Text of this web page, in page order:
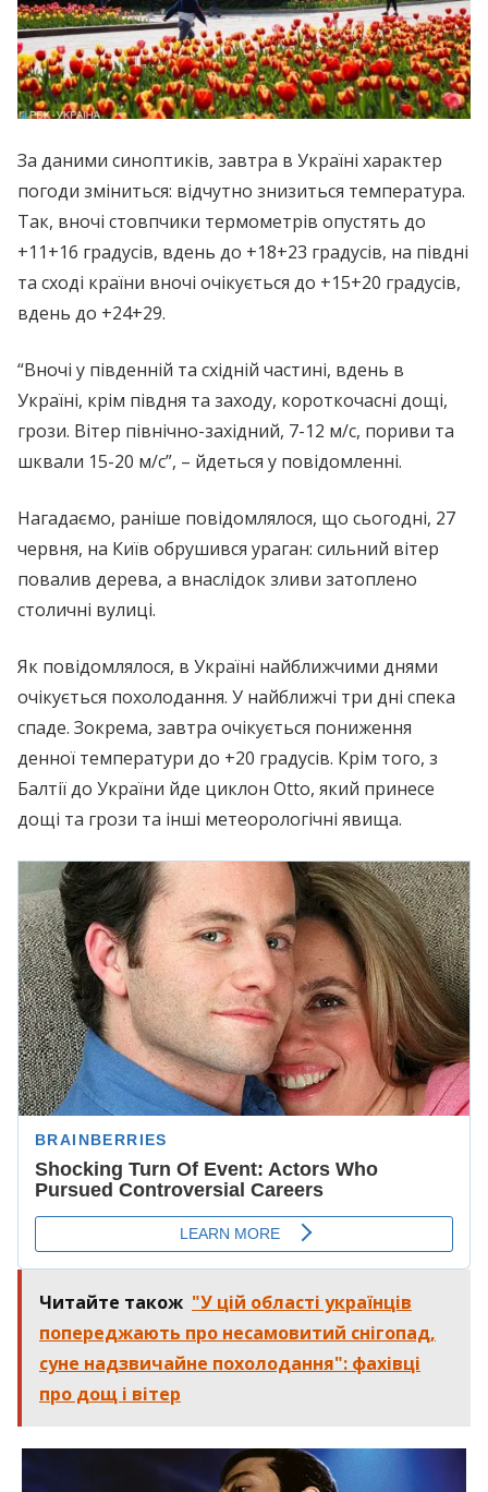
За даними синоптиків, завтра в Україні характер
погоди зміниться: відчутно знизиться температура.
Так, вночі стовпчики термометрів опустять до
+11+16 градусів, вдень до +18+23 градусів, на півдні
та сході країни вночі очікується до +15+20 градусів,
вдень до +24+29.
“Вночі у південній та східній частині, вдень в
Україні, крім півдня та заходу, короткочасні дощі,
грози. Вітер північно-західний, 7-12 м/с, пориви та
шквали 15-20 м/с”, – йдеться у повідомленні.
Нагадаємо, раніше повідомлялося, що сьогодні, 27
червня, на Київ обрушився ураган: сильний вітер
повалив дерева, а внаслідок зливи затоплено
столичні вулиці.
Як повідомлялося, в Україні найближчими днями
очікується похолодання. У найближчі три дні спека
спаде. Зокрема, завтра очікується пониження
денної температури до +20 градусів. Крім того, з
Балтії до України йде циклон Otto, який принесе
дощі та грози та інші метеорологічні явища.
Читайте також "У цій області українців
попереджають про несамовитий снігопад,
суне надзвичайне похолодання": фахівці
про дощ і вітер